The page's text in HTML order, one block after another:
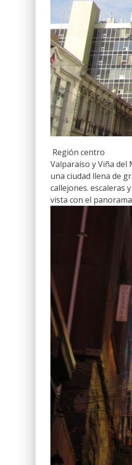
Región centro
Valparaíso y Viña del
una ciudad llena de
callejones. escaleras
vista con el